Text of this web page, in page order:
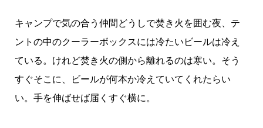
キャンプで気の合う仲間どうしで焚き火を囲む夜、テ
ントの中のクーラーボックスには冷たいビールは冷え
ている。けれど焚き火の側から離れるのは寒い。そう
すぐそこに、ビールが何本か冷えていてくれたらい
い。手を伸ばせば届くすぐ横に。